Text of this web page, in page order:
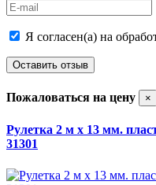
Я согласен(а) на
Оставить отзыв
Пожаловаться на цену ×
Рулетка 2 м х 13 мм.
31301